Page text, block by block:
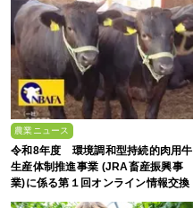
農業ニュース
令和8年度 環境調和型持続的肉用牛
生産体制推進事業 (JRA畜産振興事
業)に係る第１回オンライン情報交換